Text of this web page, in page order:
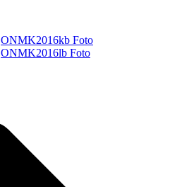
ONMK2016kb Foto
ONMK2016lb Foto